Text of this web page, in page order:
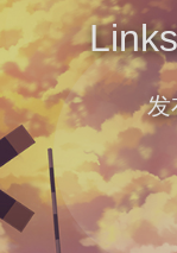
发